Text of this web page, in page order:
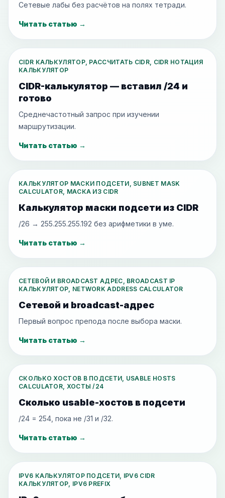
Сетевые лабы без расчётов на полях тетради.
Читать статью →
CIDR КАЛЬКУЛЯТОР, РАССЧИТАТЬ CIDR, CIDR НОТАЦИЯ
КАЛЬКУЛЯТОР
CIDR-калькулятор — вставил /24 и
готово
Среднечастотный запрос при изучении
маршрутизации.
Читать статью →
КАЛЬКУЛЯТОР МАСКИ ПОДСЕТИ, SUBNET MASK
CALCULATOR, МАСКА ИЗ CIDR
Калькулятор маски подсети из CIDR
/26 → 255.255.255.192 без арифметики в уме.
Читать статью →
СЕТЕВОЙ И BROADCAST АДРЕС, BROADCAST IP
КАЛЬКУЛЯТОР, NETWORK ADDRESS CALCULATOR
Сетевой и broadcast-адрес
Первый вопрос препода после выбора маски.
Читать статью →
СКОЛЬКО ХОСТОВ В ПОДСЕТИ, USABLE HOSTS
CALCULATOR, ХОСТЫ /24
Сколько usable-хостов в подсети
/24 = 254, пока не /31 и /32.
Читать статью →
IPV6 КАЛЬКУЛЯТОР ПОДСЕТИ, IPV6 CIDR
КАЛЬКУЛЯТОР, IPV6 PREFIX